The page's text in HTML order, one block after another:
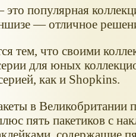
популярная
— отличное
тем, что своими
для юных
как и Shopkins.
в Великобритании
пять пакетиков с
содержащие